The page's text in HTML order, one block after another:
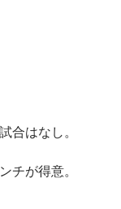
合はなし。
チが得意。